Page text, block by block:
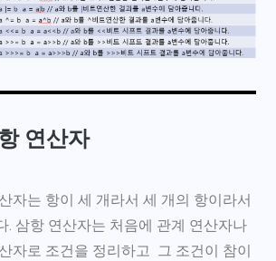
연산자
자는 항이 세 개라서 세 개의 항이라서
. 삼항 연산자는 처음에 관계 연산자나
자로 조건을 정리하고 그 조건이 참이